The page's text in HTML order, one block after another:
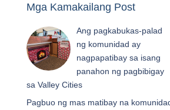
Mga Kamakailang Post
Ang pagkabukas-palad
ng komunidad ay
nagpapatibay sa isang
panahon ng pagbibigay
sa Valley Cities
Pagbuo ng mas matibay na